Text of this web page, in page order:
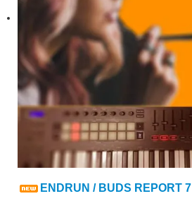
ENDRUN / BUDS REPORT 7